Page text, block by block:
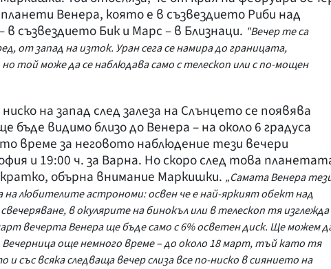
Венера, която е в съзвездието Риби над
съзвездието Бик и Марс – в Близнаци. "Вечер те са
от запад на изток. Уран сега се намира до границата,
той може да се наблюдава само с телескоп или с по-мощен
на запад след залеза на Слънцето се появява
видимо близо до Венера – на около 6 градуса
време за неговото наблюдение тези вечери
и 19:00 ч. за Варна. Но скоро след това
обърна внимание Маркишки. „Самата Венера
на любителите астрономи: освен че е най-яркият обект над
в окулярите на бинокъл или в телескоп тя изглежда
вечерта Венера ще бъде само с 6% осветен диск. Ще можем
още немного време – до около 18 март, тъй като тя
със всяка следваща вечер слиза все по-ниско в сиянието на